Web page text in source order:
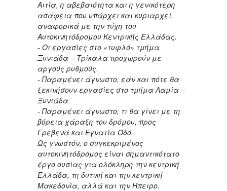
Αιτία, η αβεβαιότητα και η γενικότερη
ασάφεια που υπάρχει και κυριαρχεί,
αναφορικά με την τύχη του
Αυτοκινητόδρομου Κεντρικής Ελλάδας.
- Οι εργασίες στο «τυφλό» τμήμα
Ξυνιάδα – Τρίκαλα προχωρούν με
αργούς ρυθμούς.
- Παραμένει άγνωστο, εάν και πότε θα
ξεκινήσουν εργασίες στο τμήμα Λαμία –
Ξυνιάδα
- Παραμένει άγνωστο, τι θα γίνει με τη
βόρεια χάραξη του δρόμου, προς
Γρεβενά και Εγνατία Οδό.
Ως γνωστόν, ο συγκεκριμένος
αυτοκινητόδρομος είναι σημαντικότατο
έργο ουσίας για ολόκληρη την κεντρική
Ελλάδα, τη δυτική και την κεντρική
Μακεδονία, αλλά και την Ήπειρο.